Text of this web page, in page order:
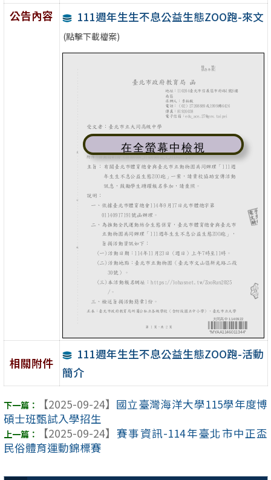
公告內容
111週年生生不息公益生態ZOO跑-來文
(點擊下載檔案)
在全螢幕中檢視
相關附件
111週年生生不息公益生態ZOO跑-活動
簡介
【2025-09-24】 國立臺灣海洋大學115學年度博
碩士班甄試入學招生
【2025-09-24】 賽事資訊-114年臺北市中正盃
民俗體育運動錦標賽